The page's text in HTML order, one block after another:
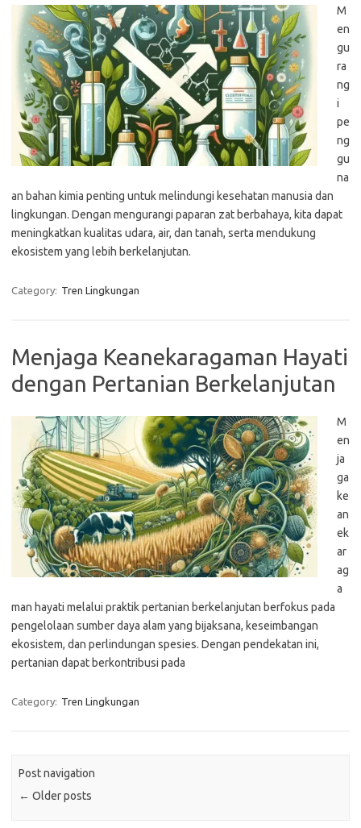
M
en
gu
ra
ng
i
pe
ng
gu
na
an bahan kimia penting untuk melindungi kesehatan manusia dan
lingkungan. Dengan mengurangi paparan zat berbahaya, kita dapat
meningkatkan kualitas udara, air, dan tanah, serta mendukung
ekosistem yang lebih berkelanjutan.
Category: Tren Lingkungan
Menjaga Keanekaragaman Hayati
dengan Pertanian Berkelanjutan
M
en
ja
ga
ke
an
ek
ar
ag
a
man hayati melalui praktik pertanian berkelanjutan berfokus pada
pengelolaan sumber daya alam yang bijaksana, keseimbangan
ekosistem, dan perlindungan spesies. Dengan pendekatan ini,
pertanian dapat berkontribusi pada
Category: Tren Lingkungan
Post navigation
← Older posts